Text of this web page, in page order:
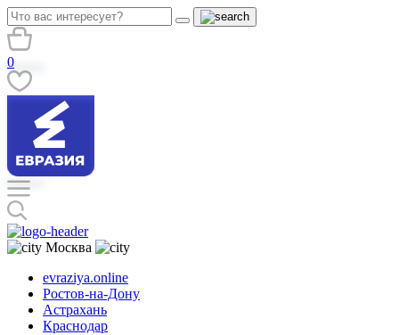
0
Москва
evraziya.online
Ростов-на-Дону
Астрахань
Краснодар